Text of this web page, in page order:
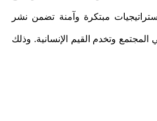
مبتكرة وآمنة تضمن نشر
وتخدم القيم الإنسانية. وذلك